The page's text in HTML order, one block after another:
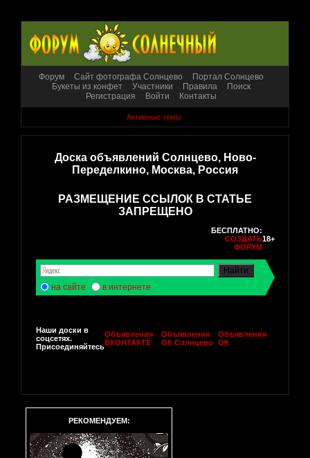
Форум Сайт фотографа Солнцево
Портал Солнцево
Букеты из конфет
Участники Правила
Поиск
Регистрация
Войти Контакты
Активные темы
Доска объявлений Солнцево, Ново-
Переделкино, Москва, Россия
РАЗМЕЩЕНИЕ ССЫЛОК В СТАТЬЕ
ЗАПРЕЩЕНО
БЕСПЛАТНО:
СОЗДАТЬ
ФОРУМ
18+
на сайте в интернете
Наши доски в
соцсетях.
Присоединяйтесь
Объявления
ВКОНТАКТЕ
Объявления
ОК Солнцево
Объявления
ОК
РЕКОМЕНДУЕМ: